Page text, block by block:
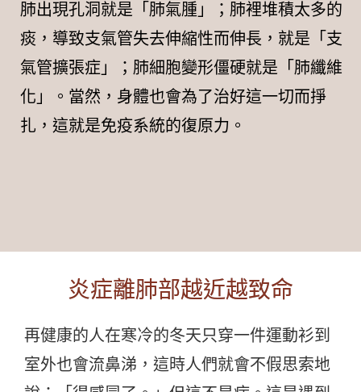
肺出現孔洞就是「肺氣腫」；肺裡堆積太多的
痰，導致支氣管失去伸縮性而伸長，就是「支
氣管擴張症」；肺細胞變形僵硬就是「肺纖維
化」。當然，身體也會為了治好這一切而掙
扎，這就是免疫系統的復原力。
炎症離肺部越近越致命
再健康的人在寒冷的冬天只穿一件運動衫到
室外也會流鼻涕，這時人們就會不假思索地